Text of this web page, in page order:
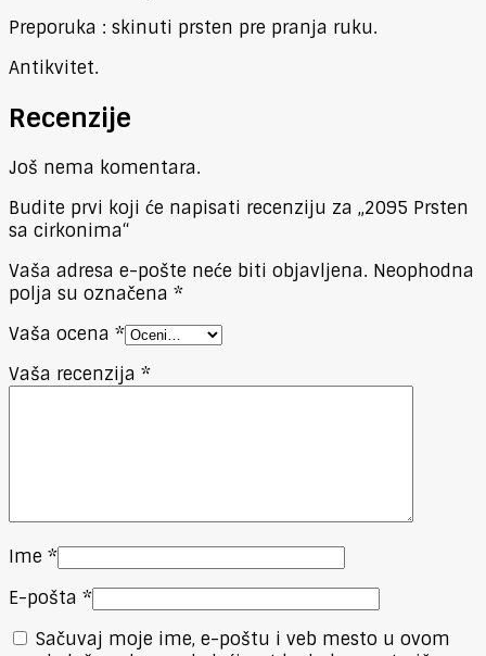
Preporuka : skinuti prsten pre pranja ruku.
Antikvitet.
Recenzije
Još nema komentara.
Budite prvi koji će napisati recenziju za „2095 Prsten
sa cirkonima“
Vaša adresa e-pošte neće biti objavljena. Neophodna
polja su označena *
Vaša ocena *
Vaša recenzija *
Ime *
E-pošta *
Sačuvaj moje ime, e-poštu i veb mesto u ovom